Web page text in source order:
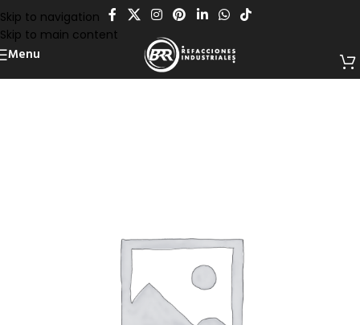
Skip to navigation
Skip to main content
Menu